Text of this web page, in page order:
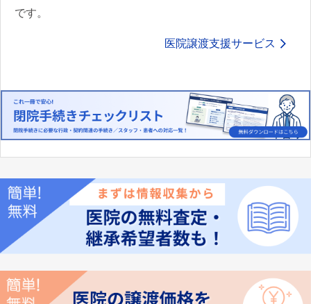
です。
医院譲渡支援サービス